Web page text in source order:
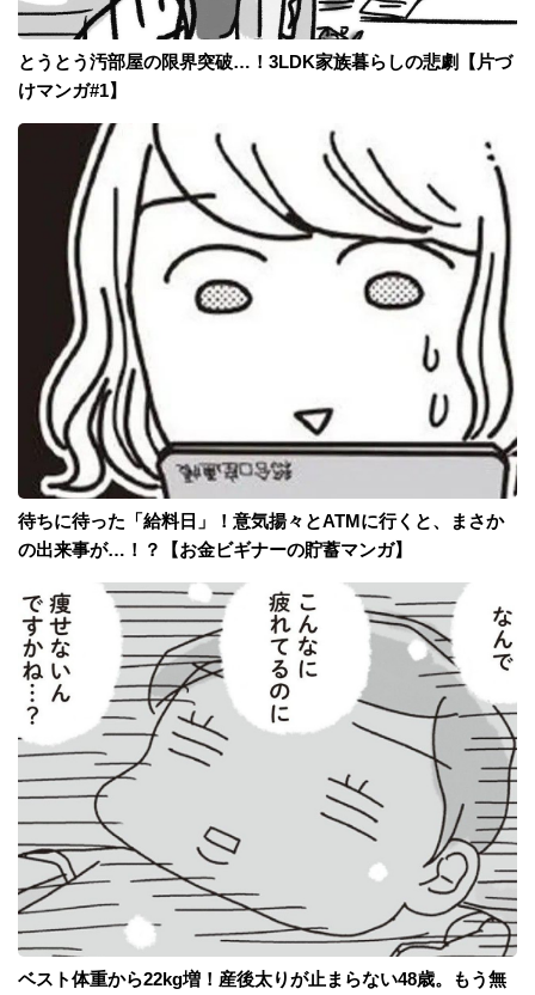
とうとう汚部屋の限界突破…！3LDK家族暮らしの悲劇【片づ
けマンガ#1】
待ちに待った「給料日」！意気揚々とATMに行くと、まさか
の出来事が…！？【お金ビギナーの貯蓄マンガ】
ベスト体重から22kg増！産後太りが止まらない48歳。もう無